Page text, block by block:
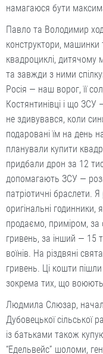
намагаюся бути
Павло та Володимир
конструктори,
квадроциклі, дитячому
та завжди з ними
Росія — наш ворог, її
Костянтинівці і що ЗСУ
не здивувався, коли
подаровані їм на день
планували купити
придбали дрон за 12
допомагають ЗСУ —
патріотичні браслети.
оригінальні годинники,
продаємо, приміром, за
гривень, за інший — 15
воїнів. На різдвяні
гривень. Ці кошти
зокрема тих, що
Людмила Слюзар,
Дубовецької сільської
із батьками також
“Едельвейс” шоломи,